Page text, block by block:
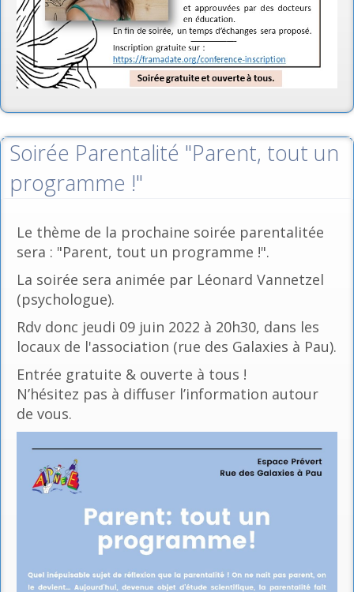
Soirée Parentalité "Parent, tout un
programme !"
Le thème de la prochaine soirée parentalitée
sera : "Parent, tout un programme !".
La soirée sera animée par Léonard Vannetzel
(psychologue).
Rdv donc jeudi 09 juin 2022 à 20h30, dans les
locaux de l'association (rue des Galaxies à Pau).
Entrée gratuite & ouverte à tous !
N’hésitez pas à diffuser l’information autour
de vous.